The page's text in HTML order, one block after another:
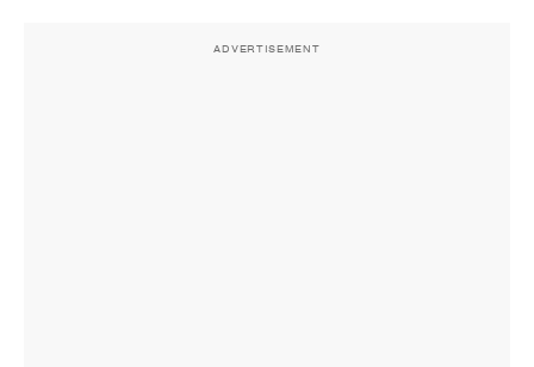
ADVERTISEMENT